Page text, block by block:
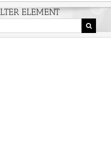
ELEMENT